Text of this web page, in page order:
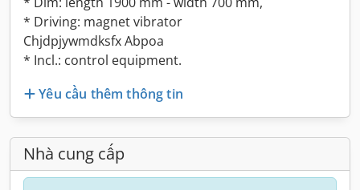
* Driving: magnet vibrator
Chjdpjywmdksfx Abpoa
* Incl.: control equipment.
Yêu cầu thêm thông tin
Nhà cung cấp